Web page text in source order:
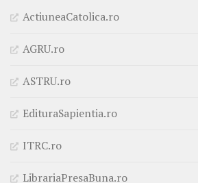
ActiuneaCatolica.ro
AGRU.ro
ASTRU.ro
EdituraSapientia.ro
ITRC.ro
LibrariaPresaBuna.ro